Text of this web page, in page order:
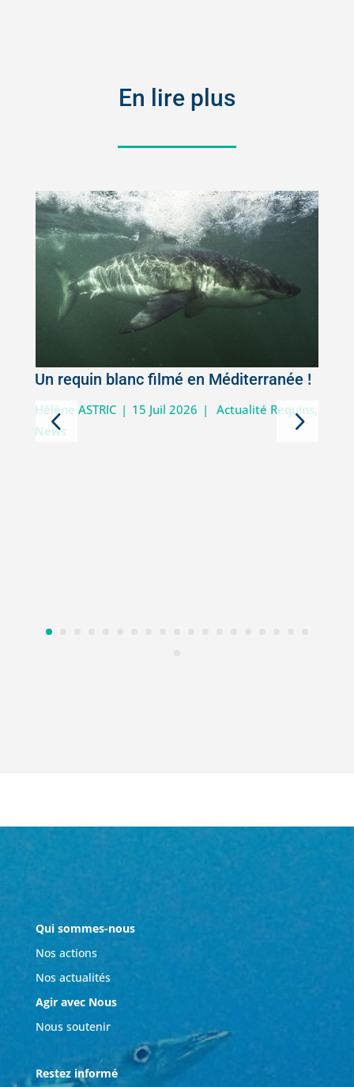
En lire plus
Un requin blanc filmé en Méditerranée !
Hélène ASTRIC | 15 Juil 2026 | Actualité Requins,
News
Qui sommes-nous
Nos actions
Nos actualités
Agir avec Nous
Nous soutenir
Restez informé